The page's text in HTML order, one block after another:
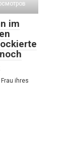
im
ihres